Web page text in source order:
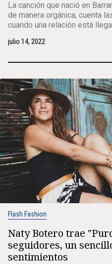
La canción que nació en
de manera orgánica, cuenta
cuando una relación está
julio 14, 2022
Flash Fashion
Naty Botero trae
seguidores, un
sentimientos